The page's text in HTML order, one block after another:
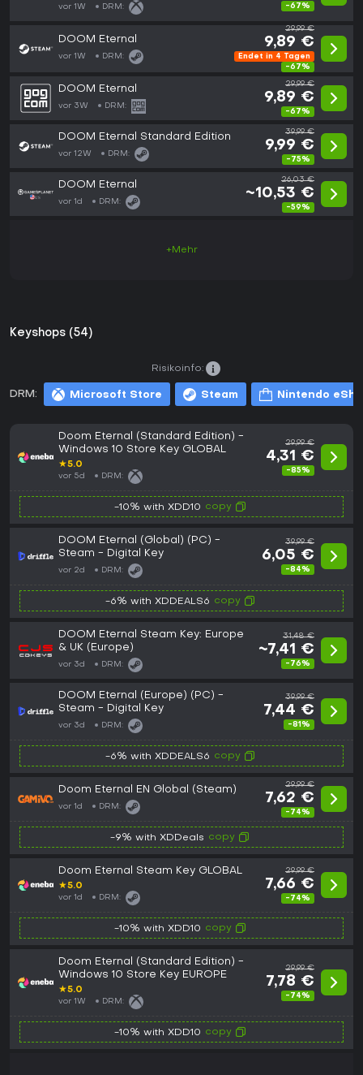
vor 1W DRM: -67%
DOOM Eternal
vor 1W DRM:
29,99 €
9,89 €
Endet in 4 Tagen
-67%
DOOM Eternal
vor 3W DRM:
29,99 €
9,89 €
-67%
DOOM Eternal Standard Edition
vor 12W DRM:
39,99 €
9,99 €
-75%
DOOM Eternal
vor 1d DRM:
26,03 €
~10,53 €
-59%
+Mehr
Keyshops (54)
DRM: Microsoft Store Steam Nintendo
Risikoinfo:
Doom Eternal (Standard Edition) -
Windows 10 Store Key GLOBAL
★5.0
vor 5d DRM:
29,99 €
4,31 €
-85%
-10% with XDD10 copy
DOOM Eternal (Global) (PC) -
Steam - Digital Key
vor 2d DRM:
39,99 €
6,05 €
-84%
-6% with XDDEALS6 copy
DOOM Eternal Steam Key: Europe
& UK (Europe)
vor 3d DRM:
31,48 €
~7,41 €
-76%
DOOM Eternal (Europe) (PC) -
Steam - Digital Key
vor 3d DRM:
39,99 €
7,44 €
-81%
-6% with XDDEALS6 copy
Doom Eternal EN Global (Steam)
vor 1d DRM:
29,99 €
7,62 €
-74%
-9% with XDDeals copy
Doom Eternal Steam Key GLOBAL
★5.0
vor 1d DRM:
29,99 €
7,66 €
-74%
-10% with XDD10 copy
Doom Eternal (Standard Edition) -
Windows 10 Store Key EUROPE
★5.0
vor 1W DRM:
29,99 €
7,78 €
-74%
-10% with XDD10 copy